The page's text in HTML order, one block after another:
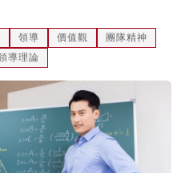
領導 價值觀
團隊精神
導理論